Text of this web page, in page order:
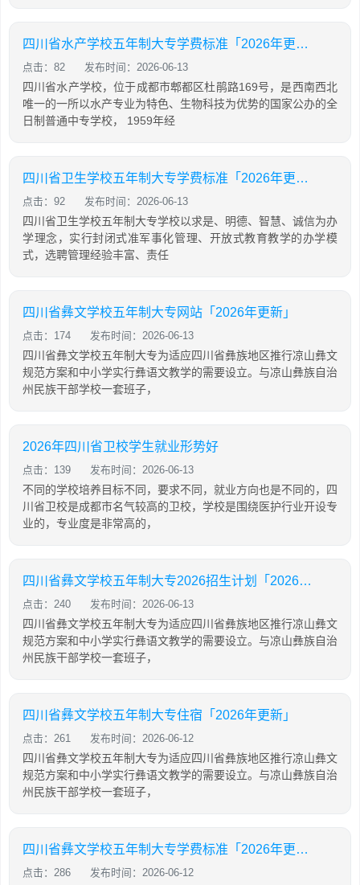
四川省水产学校五年制大专学费标准「2026年更新」
点击：82 发布时间：2026-06-13
四川省水产学校，位于成都市郫都区杜鹃路169号，是西南西北
唯一的一所以水产专业为特色、生物科技为优势的国家公办的全
日制普通中专学校， 1959年经
四川省卫生学校五年制大专学费标准「2026年更新」
点击：92 发布时间：2026-06-13
四川省卫生学校五年制大专学校以求是、明德、智慧、诚信为办
学理念，实行封闭式准军事化管理、开放式教育教学的办学模
式，选聘管理经验丰富、责任
四川省彝文学校五年制大专网站「2026年更新」
点击：174 发布时间：2026-06-13
四川省彝文学校五年制大专为适应四川省彝族地区推行凉山彝文
规范方案和中小学实行彝语文教学的需要设立。与凉山彝族自治
州民族干部学校一套班子，
2026年四川省卫校学生就业形势好
点击：139 发布时间：2026-06-13
不同的学校培养目标不同，要求不同，就业方向也是不同的，四
川省卫校是成都市名气较高的卫校，学校是围绕医护行业开设专
业的，专业度是非常高的，
四川省彝文学校五年制大专2026招生计划「2026年更新」
点击：240 发布时间：2026-06-13
四川省彝文学校五年制大专为适应四川省彝族地区推行凉山彝文
规范方案和中小学实行彝语文教学的需要设立。与凉山彝族自治
州民族干部学校一套班子，
四川省彝文学校五年制大专住宿「2026年更新」
点击：261 发布时间：2026-06-12
四川省彝文学校五年制大专为适应四川省彝族地区推行凉山彝文
规范方案和中小学实行彝语文教学的需要设立。与凉山彝族自治
州民族干部学校一套班子，
四川省彝文学校五年制大专学费标准「2026年更新」
点击：286 发布时间：2026-06-12